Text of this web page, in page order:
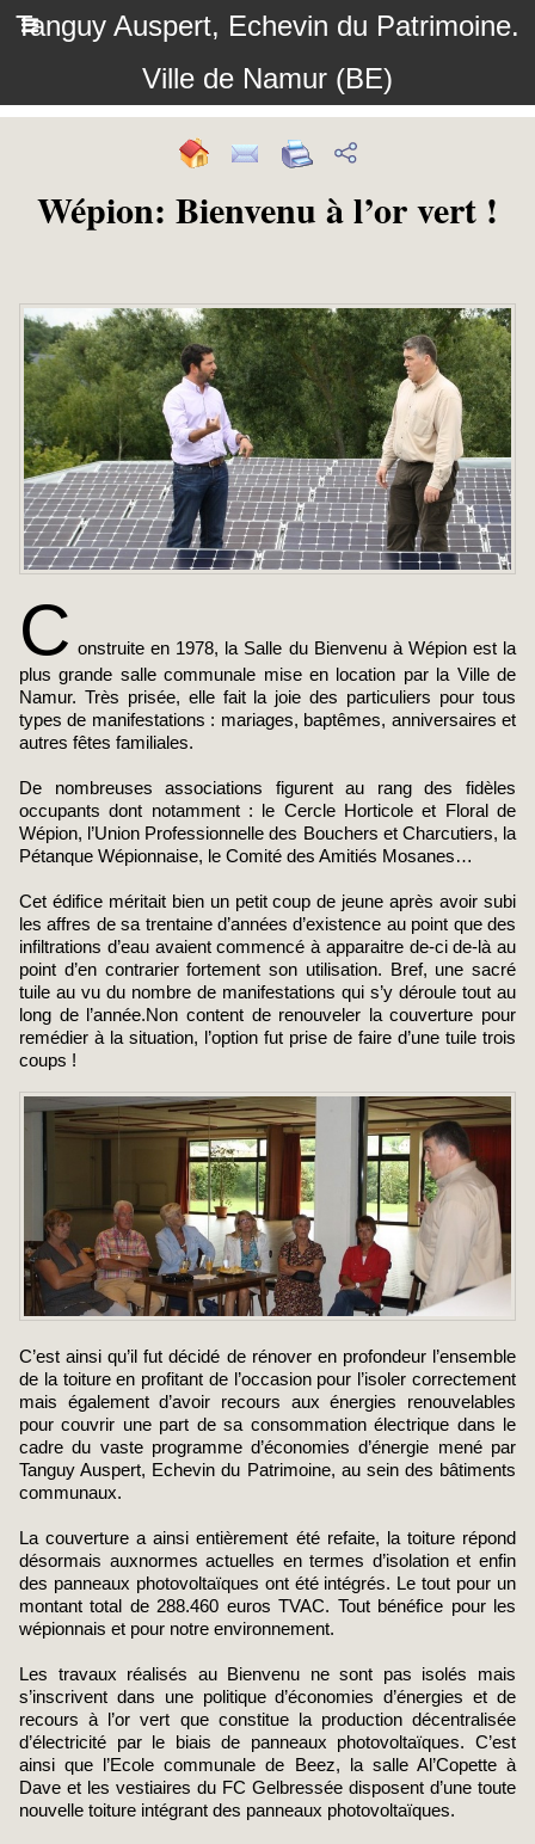
Tanguy Auspert, Echevin du Patrimoine.
Ville de Namur (BE)
Wépion: Bienvenu à l’or vert !
C onstruite en 1978, la Salle du Bienvenu à Wépion est la
plus grande salle communale mise en location par la Ville de
Namur. Très prisée, elle fait la joie des particuliers pour tous
types de manifestations : mariages, baptêmes, anniversaires et
autres fêtes familiales.
De nombreuses associations figurent au rang des fidèles
occupants dont notamment : le Cercle Horticole et Floral de
Wépion, l’Union Professionnelle des Bouchers et Charcutiers, la
Pétanque Wépionnaise, le Comité des Amitiés Mosanes…
Cet édifice méritait bien un petit coup de jeune après avoir subi
les affres de sa trentaine d’années d’existence au point que des
infiltrations d’eau avaient commencé à apparaitre de-ci de-là au
point d’en contrarier fortement son utilisation. Bref, une sacré
tuile au vu du nombre de manifestations qui s’y déroule tout au
long de l’année.Non content de renouveler la couverture pour
remédier à la situation, l’option fut prise de faire d’une tuile trois
coups !
C’est ainsi qu’il fut décidé de rénover en profondeur l’ensemble
de la toiture en profitant de l’occasion pour l’isoler correctement
mais également d’avoir recours aux énergies renouvelables
pour couvrir une part de sa consommation électrique dans le
cadre du vaste programme d’économies d’énergie mené par
Tanguy Auspert, Echevin du Patrimoine, au sein des bâtiments
communaux.
La couverture a ainsi entièrement été refaite, la toiture répond
désormais auxnormes actuelles en termes d’isolation et enfin
des panneaux photovoltaïques ont été intégrés. Le tout pour un
montant total de 288.460 euros TVAC. Tout bénéfice pour les
wépionnais et pour notre environnement.
Les travaux réalisés au Bienvenu ne sont pas isolés mais
s’inscrivent dans une politique d’économies d’énergies et de
recours à l’or vert que constitue la production décentralisée
d’électricité par le biais de panneaux photovoltaïques. C’est
ainsi que l’Ecole communale de Beez, la salle Al’Copette à
Dave et les vestiaires du FC Gelbressée disposent d’une toute
nouvelle toiture intégrant des panneaux photovoltaïques.